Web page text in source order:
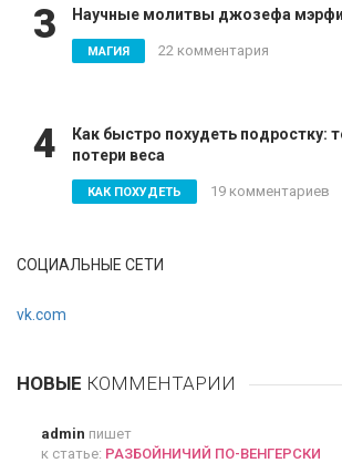
3 Научные молитвы джозефа мэрфи
МАГИЯ 22 комментария
4
Как быстро похудеть подростку:
потери веса
КАК ПОХУДЕТЬ 19 комментариев
СОЦИАЛЬНЫЕ СЕТИ
vk.com
НОВЫЕ КОММЕНТАРИИ
admin пишет
к статье: РАЗБОЙНИЧИЙ ПО-ВЕНГЕРСКИ